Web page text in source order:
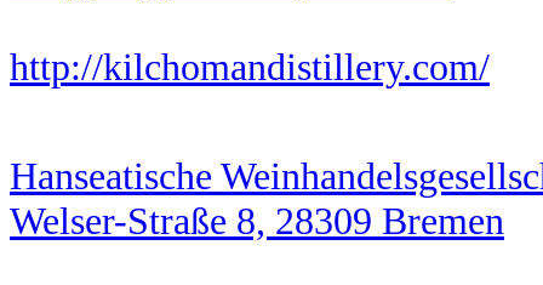
http://kilchomandistillery.com/
Hanseatische
Welser-Straße 8, 28309 Bremen